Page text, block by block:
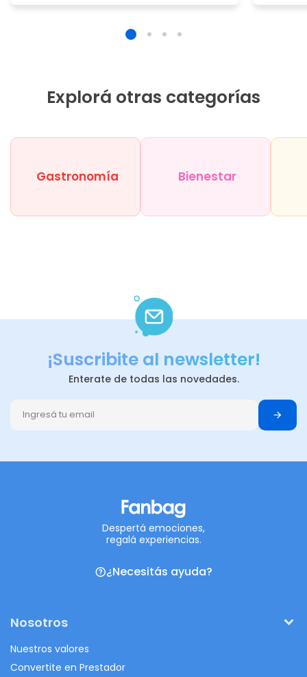
Explorá otras categorías
Gastronomía Bienestar
¡Suscribite al newsletter!
Enterate de todas las novedades.
Despertá emociones,
regalá experiencias.
¿Necesitás ayuda?
Nosotros
Nuestros valores
Convertite en Prestador